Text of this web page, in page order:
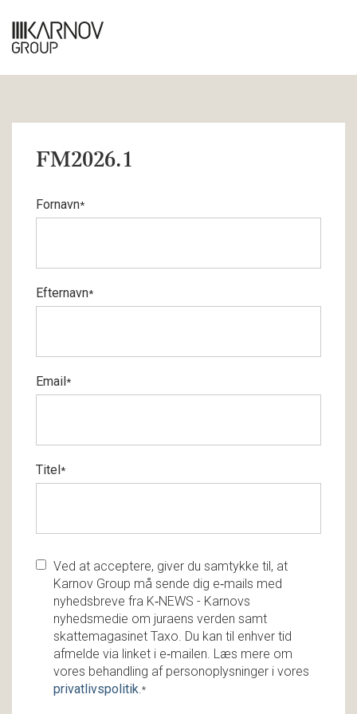
FM2026.1
Fornavn*
Efternavn*
Email*
Titel*
Ved at acceptere, giver du samtykke til, at
Karnov Group må sende dig e‑mails med
nyhedsbreve fra K‑NEWS - Karnovs
nyhedsmedie om juraens verden samt
skattemagasinet Taxo. Du kan til enhver tid
afmelde via linket i e‑mailen. Læs mere om
vores behandling af personoplysninger i vores
privatlivspolitik.*